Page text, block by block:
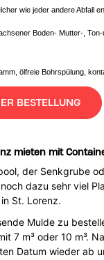
wie jeder andere Abfall
Boden- Mutter-,
ölfreie Bohrspülung,
BESTELLUNG
mieten mit
der Senkgrube
dazu sehr viel
St. Lorenz.
Mulde zu
7 m³ oder 10 m³.
Datum wieder ab